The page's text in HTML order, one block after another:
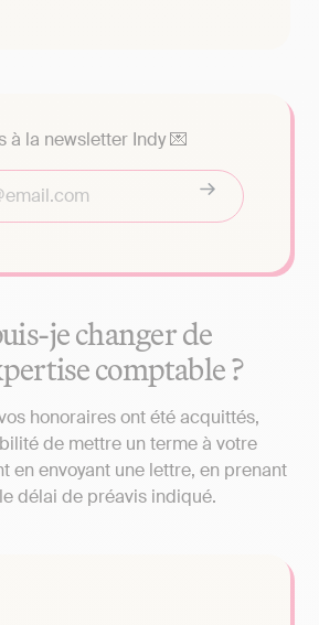
à la newsletter Indy 💌
je changer de
comptable ?
honoraires ont été acquittés,
de mettre un terme à votre
en envoyant une lettre, en prenant
délai de préavis indiqué.